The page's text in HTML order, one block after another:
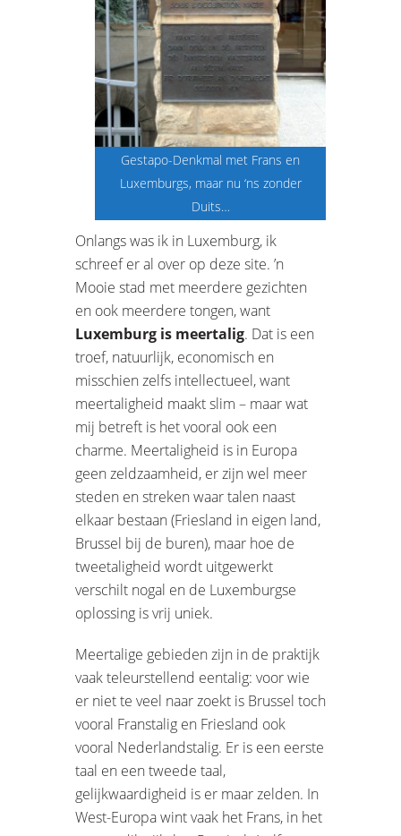
Gestapo-Denkmal met Frans en
Luxemburgs, maar nu ‘ns zonder
Duits…
Onlangs was ik in Luxemburg, ik
schreef er al over op deze site. ’n
Mooie stad met meerdere gezichten
en ook meerdere tongen, want
Luxemburg is meertalig. Dat is een
troef, natuurlijk, economisch en
misschien zelfs intellectueel, want
meertaligheid maakt slim – maar wat
mij betreft is het vooral ook een
charme. Meertaligheid is in Europa
geen zeldzaamheid, er zijn wel meer
steden en streken waar talen naast
elkaar bestaan (Friesland in eigen land,
Brussel bij de buren), maar hoe de
tweetaligheid wordt uitgewerkt
verschilt nogal en de Luxemburgse
oplossing is vrij uniek.
Meertalige gebieden zijn in de praktijk
vaak teleurstellend eentalig: voor wie
er niet te veel naar zoekt is Brussel toch
vooral Franstalig en Friesland ook
vooral Nederlandstalig. Er is een eerste
taal en een tweede taal,
gelijkwaardigheid is er maar zelden. In
West-Europa wint vaak het Frans, in het